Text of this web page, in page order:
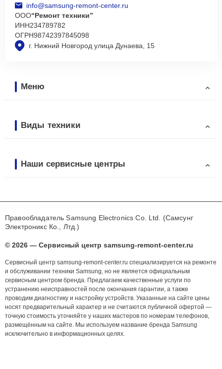
г. Нижний Новгород улица Дунаева, 15
info@samsung-remont-center.ru
ООО“Ремонт техники”
ИНН234789782
ОГРН98742397845098
Меню
Виды техники
Наши сервисные центры
Правообладатель Samsung Electronics Co. Ltd. (Самсунг
Электроникс Ко., Лтд.)
© 2026 — Сервисный центр samsung-remont-center.ru
Сервисный центр samsung-remont-center.ru специализируется на ремонте
и обслуживании техники Samsung, но не является официальным
сервисным центром бренда. Предлагаем качественные услуги по
устранению неисправностей после окончания гарантии, а также
проводим диагностику и настройку устройств. Указанные на сайте цены
носят предварительный характер и не считаются публичной офертой —
точную стоимость уточняйте у наших мастеров по номерам телефонов,
размещённым на сайте. Мы используем название бренда Samsung
исключительно в информационных целях.